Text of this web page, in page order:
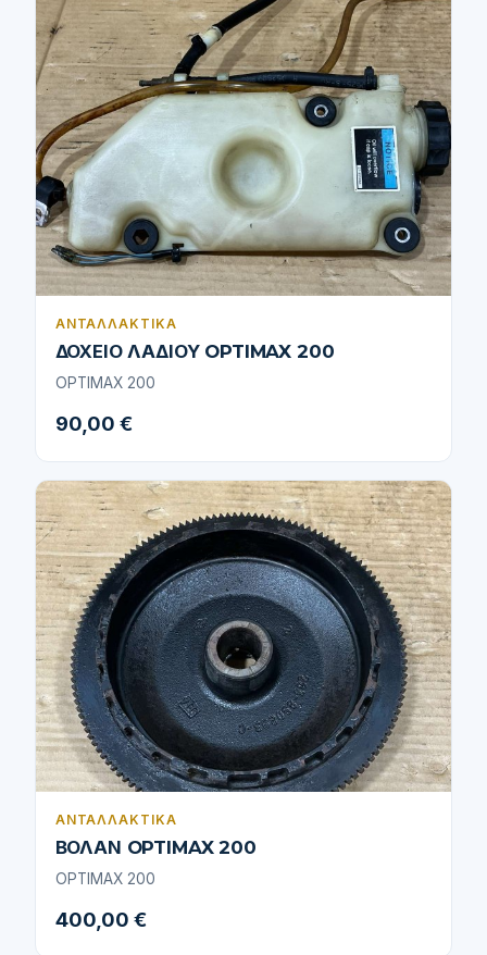
ΑΝΤΑΛΛΑΚΤΙΚΆ
ΔΟΧΕΙΟ ΛΑΔΙΟΥ OPTIMAX 200
OPTIMAX 200
90,00 €
ΑΝΤΑΛΛΑΚΤΙΚΆ
ΒΟΛΑΝ OPTIMAX 200
OPTIMAX 200
400,00 €